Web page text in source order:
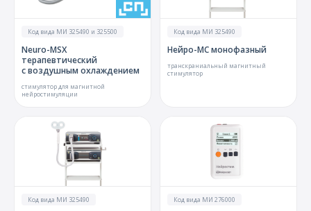
Код вида МИ 325490 и 325500
Neuro-MSX
терапевтический
с воздушным охлаждением
стимулятор для магнитной
нейростимуляции
Код вида МИ 325490
Нейро-МС монофазный
транскраниальный магнитный
стимулятор
Код вида МИ 325490 Код вида МИ 276000